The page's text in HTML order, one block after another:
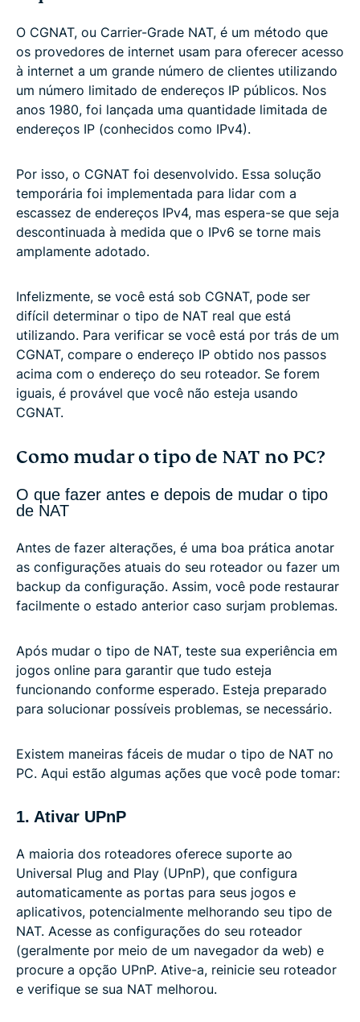
O CGNAT, ou Carrier-Grade NAT, é um método que
os provedores de internet usam para oferecer acesso
à internet a um grande número de clientes utilizando
um número limitado de endereços IP públicos. Nos
anos 1980, foi lançada uma quantidade limitada de
endereços IP (conhecidos como IPv4).
Por isso, o CGNAT foi desenvolvido. Essa solução
temporária foi implementada para lidar com a
escassez de endereços IPv4, mas espera-se que seja
descontinuada à medida que o IPv6 se torne mais
amplamente adotado.
Infelizmente, se você está sob CGNAT, pode ser
difícil determinar o tipo de NAT real que está
utilizando. Para verificar se você está por trás de um
CGNAT, compare o endereço IP obtido nos passos
acima com o endereço do seu roteador. Se forem
iguais, é provável que você não esteja usando
CGNAT.
Como mudar o tipo de NAT no PC?
O que fazer antes e depois de mudar o tipo
de NAT
Antes de fazer alterações, é uma boa prática anotar
as configurações atuais do seu roteador ou fazer um
backup da configuração. Assim, você pode restaurar
facilmente o estado anterior caso surjam problemas.
Após mudar o tipo de NAT, teste sua experiência em
jogos online para garantir que tudo esteja
funcionando conforme esperado. Esteja preparado
para solucionar possíveis problemas, se necessário.
Existem maneiras fáceis de mudar o tipo de NAT no
PC. Aqui estão algumas ações que você pode tomar:
1. Ativar UPnP
A maioria dos roteadores oferece suporte ao
Universal Plug and Play (UPnP), que configura
automaticamente as portas para seus jogos e
aplicativos, potencialmente melhorando seu tipo de
NAT. Acesse as configurações do seu roteador
(geralmente por meio de um navegador da web) e
procure a opção UPnP. Ative-a, reinicie seu roteador
e verifique se sua NAT melhorou.